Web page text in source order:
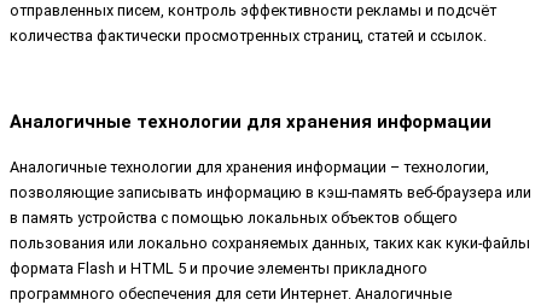
отправленных писем, контроль эффективности рекламы и подсчёт
количества фактически просмотренных страниц, статей и ссылок.
Аналогичные технологии для хранения информации
Аналогичные технологии для хранения информации – технологии,
позволяющие записывать информацию в кэш-память веб-браузера или
в память устройства с помощью локальных объектов общего
пользования или локально сохраняемых данных, таких как куки-файлы
формата Flash и HTML 5 и прочие элементы прикладного
программного обеспечения для сети Интернет. Аналогичные